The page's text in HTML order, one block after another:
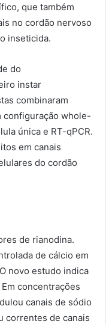
que também
no cordão nervoso
inseticida.
do
instar
combinaram
whole-
única e RT-qPCR.
em canais
do cordão
de rianodina.
de cálcio em
novo estudo indica
concentrações
canais de sódio
correntes de canais